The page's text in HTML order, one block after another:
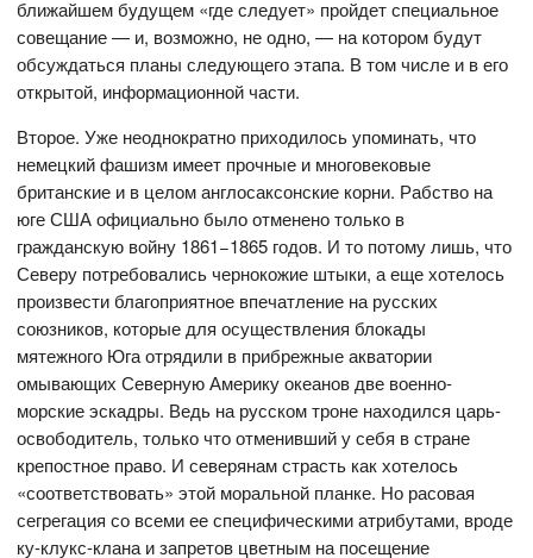
ближайшем будущем «где следует» пройдет специальное
совещание — и, возможно, не одно, — на котором будут
обсуждаться планы следующего этапа. В том числе и в его
открытой, информационной части.
Второе. Уже неоднократно приходилось упоминать, что
немецкий фашизм имеет прочные и многовековые
британские и в целом англосаксонские корни. Рабство на
юге США официально было отменено только в
гражданскую войну 1861−1865 годов. И то потому лишь, что
Северу потребовались чернокожие штыки, а еще хотелось
произвести благоприятное впечатление на русских
союзников, которые для осуществления блокады
мятежного Юга отрядили в прибрежные акватории
омывающих Северную Америку океанов две военно-
морские эскадры. Ведь на русском троне находился царь-
освободитель, только что отменивший у себя в стране
крепостное право. И северянам страсть как хотелось
«соответствовать» этой моральной планке. Но расовая
сегрегация со всеми ее специфическими атрибутами, вроде
ку-клукс-клана и запретов цветным на посещение